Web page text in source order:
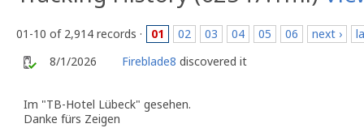
01-10 of 2,914 records · 01 02 03 04 05 06 next ›
8/1/2026
Fireblade8 discovered it
Im "TB-Hotel Lübeck" gesehen.
Danke fürs Zeigen